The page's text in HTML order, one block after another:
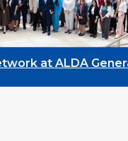
at ALDA General